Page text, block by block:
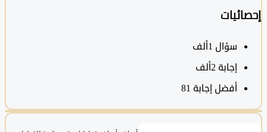
سؤال1ألف
‫إجابة 2ألف
أفضل إجابة 81